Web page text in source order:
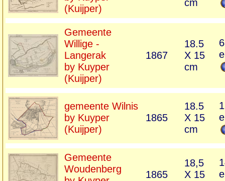
(Kuijper)
cm
Gemeente
Willige -
Langerak
by Kuyper
(Kuijper)
1867
18.5
X 15
cm
gemeente Wilnis
by Kuyper
(Kuijper)
1865
18.5
X 15
cm
Gemeente
Woudenberg
1865
18,5
X 15